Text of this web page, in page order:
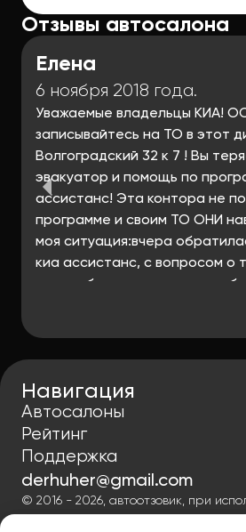
Отзывы автосалона
Елена
6 ноября 2018 года.
Уважаемые владельцы КИА!
записывайтесь на ТО в этот
Волгоградский 32 к 7 ! Вы
эвакуатор и помощь по
ассистанс! Эта контора не
программе и своим ТО ОНИ
моя ситуация:вчера
киа ассистанс, с вопросом о
автомобиль не заводится,
к.7 ,) мне отказали в помощи
не видят что то было, потом
все таки было,но именно этот
центр не входит в программу,
считаю вопиющей, авто стоит
,не заводится, в связи с чем
Навигация
Автосалоны
Рейтинг
Поддержка
derhuher@gmail.com
© 2016 - 2026, автоотзовик, при